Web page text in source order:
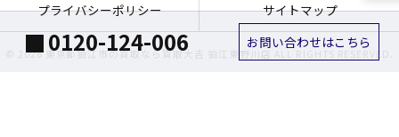
0120-124-006 お問い合わせはこちら
プライバシーポリシー サイトマップ
© 2026 東京都狛江市の買取なら買取大吉 狛江東野川店 ALL RIGHTS RESERVED.